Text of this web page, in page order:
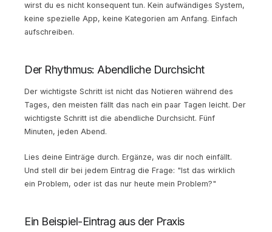
wirst du es nicht konsequent tun. Kein aufwändiges System,
keine spezielle App, keine Kategorien am Anfang. Einfach
aufschreiben.
Der Rhythmus: Abendliche Durchsicht
Der wichtigste Schritt ist nicht das Notieren während des
Tages, den meisten fällt das nach ein paar Tagen leicht. Der
wichtigste Schritt ist die abendliche Durchsicht. Fünf
Minuten, jeden Abend.
Lies deine Einträge durch. Ergänze, was dir noch einfällt.
Und stell dir bei jedem Eintrag die Frage: "Ist das wirklich
ein Problem, oder ist das nur heute mein Problem?"
Ein Beispiel-Eintrag aus der Praxis